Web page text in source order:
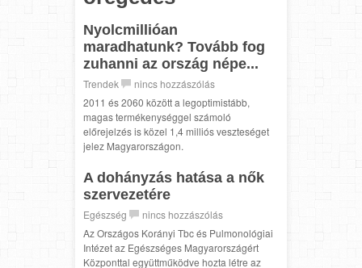
Nyolcmillióan
maradhatunk? Tovább fog
zuhanni az ország népe...
Trendek
nincs hozzászólás
2011 és 2060 között a legoptimistább,
magas termékenységgel számoló
előrejelzés is közel 1,4 milliós veszteséget
jelez Magyarországon.
A dohányzás hatása a nők
szervezetére
Egészség
nincs hozzászólás
Az Országos Korányi Tbc és Pulmonológiai
Intézet az Egészséges Magyarországért
Központtal együttműködve hozta létre az